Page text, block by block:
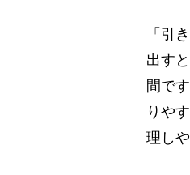
「引
出す
間で
りや
理し